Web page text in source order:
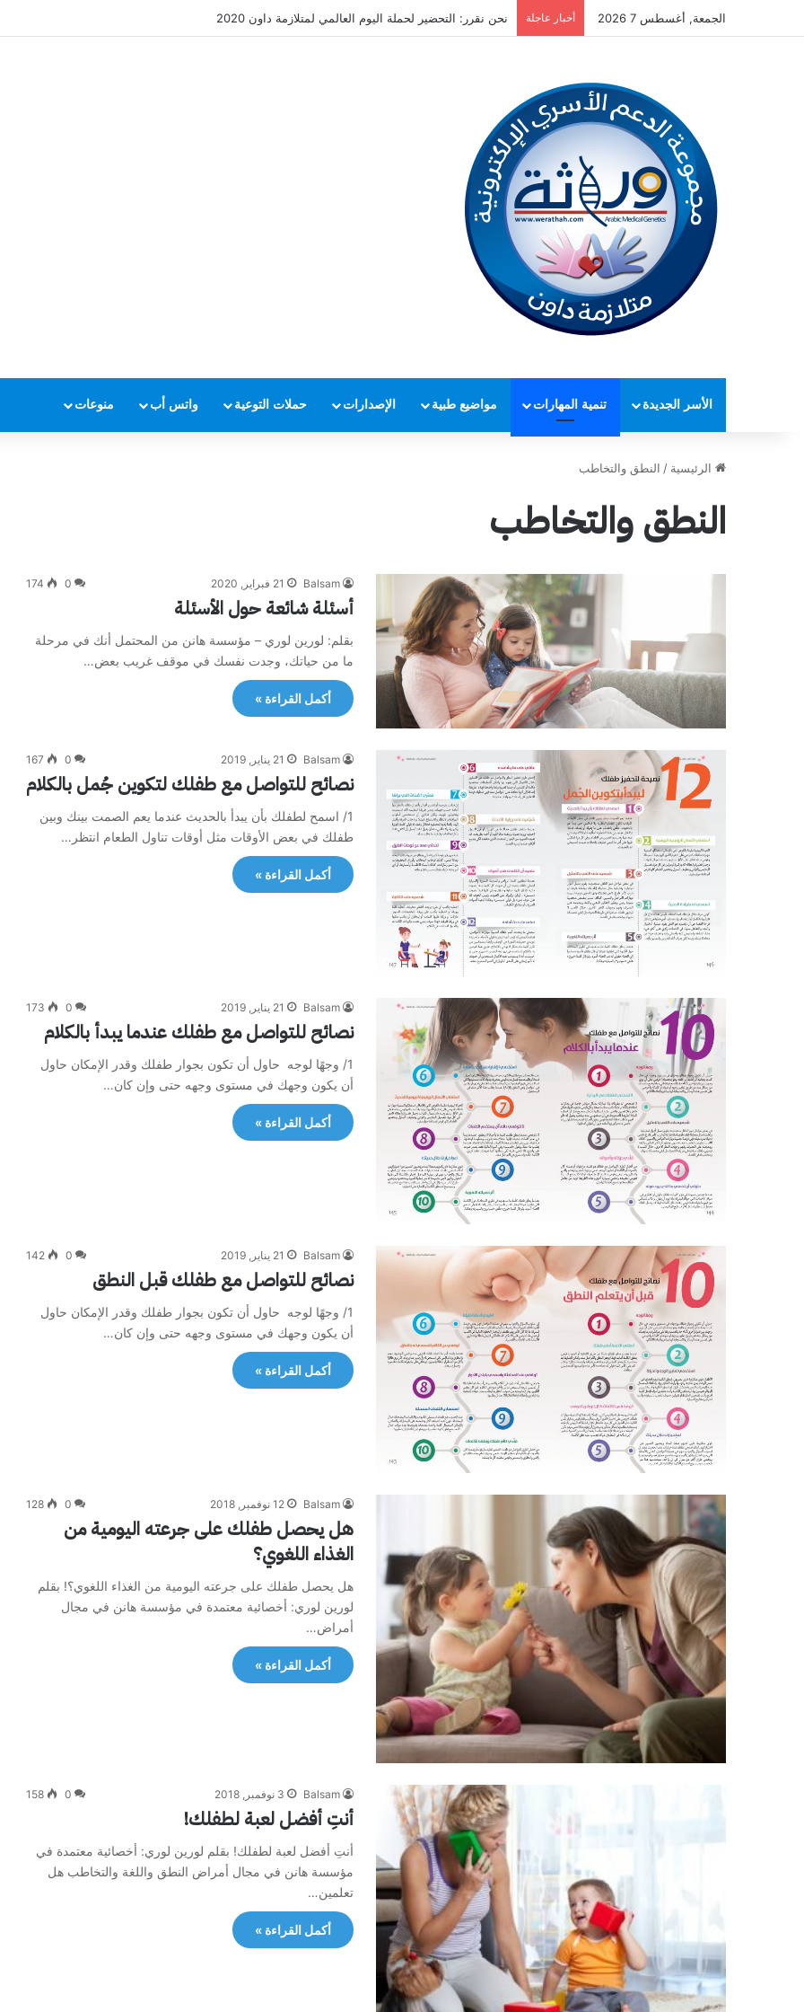
الجمعة, أغسطس 7 2026 أخبار عاجلة نحن نقرر: التحضير لحملة اليوم العالمي لمتلازمة داون 2020
الأسر الجديدة تنمية المهارات مواضيع طبية الإصدارات حملات التوعية واتس أب منوعات
الرئيسية / النطق والتخاطب
النطق والتخاطب
Balsam 21 فبراير, 2020 0
174
أسئلة شائعة حول الأسئلة
بقلم: لورين لوري – مؤسسة هانن من المحتمل أنك في مرحلة
ما من حياتك، وجدت نفسك في موقف غريب بعض…
أكمل القراءة »
Balsam 21 يناير, 2019 0
167
نصائح للتواصل مع طفلك لتكوين جُمل بالكلام
1/ اسمح لطفلك بأن يبدأ بالحديث عندما يعم الصمت بينك وبين
طفلك في بعض الأوقات مثل أوقات تناول الطعام انتظر…
أكمل القراءة »
Balsam 21 يناير, 2019 0
173
نصائح للتواصل مع طفلك عندما يبدأ بالكلام
1/ وجهًا لوجه حاول أن تكون بجوار طفلك وقدر الإمكان حاول
أن يكون وجهك في مستوى وجهه حتى وإن كان…
أكمل القراءة »
Balsam 21 يناير, 2019 0
142
نصائح للتواصل مع طفلك قبل النطق
1/ وجهًا لوجه حاول أن تكون بجوار طفلك وقدر الإمكان حاول
أن يكون وجهك في مستوى وجهه حتى وإن كان…
أكمل القراءة »
Balsam 12 نوفمبر, 2018 0
128
هل يحصل طفلك على جرعته اليومية من
الغذاء اللغوي؟
هل يحصل طفلك على جرعته اليومية من الغذاء اللغوي؟! بقلم
لورين لوري: أخصائية معتمدة في مؤسسة هانن في مجال
أمراض…
أكمل القراءة »
Balsam 3 نوفمبر, 2018 0
158
أنتِ أفضل لعبة لطفلك!
أنتِ أفضل لعبة لطفلك! بقلم لورين لوري: أخصائية معتمدة في
مؤسسة هانن في مجال أمراض النطق واللغة والتخاطب هل
تعلمين…
أكمل القراءة »